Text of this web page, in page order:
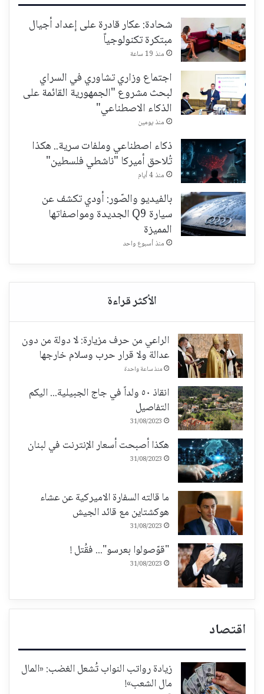
شحادة: عكار قادرة على إعداد أجيال
مبتكرة تكنولوجياً
منذ 19 ساعة
اجتماع وزاري تشاوري في السراي
لبحث مشروع "الجمهورية القائمة على
الذكاء الاصطناعي"
منذ يومين
ذكاء اصطناعي وملفات سرية.. هكذا
تُلاحق أميركا "ناشطي فلسطين"
منذ 4 أيام
بالفيديو والصّور: أودي تكشف عن
سيارة Q9 الجديدة ومواصفاتها
المميزة
منذ أسبوع واحد
الراعي من حرف مزيارة: لا دولة من دون
عدالة ولا قرار حرب وسلام خارجها
منذ ساعة واحدة
انقاذ ٥٠ ولداً في جاج الجبيلية... اليكم
التفاصيل
31/08/2023
هكذا أصبحت أسعار الإنترنت في لبنان
31/08/2023
ما قالته السفارة الاميركية عن عشاء
هوكشتاين مع قائد الجيش
31/08/2023
"قوّصولوا بعرسو"... فقُتل !
31/08/2023
اقتصاد
زيادة رواتب النواب تُشعل الغضب: «المال
مال الشعب»!